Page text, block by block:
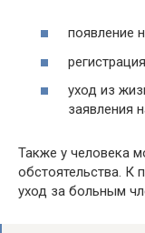
появление
уход из
заявления
Также у человека
обстоятельства. К
уход за больным